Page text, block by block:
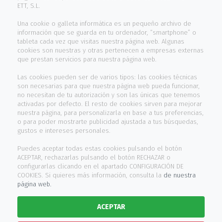
INFORMACIÓN
Política cookies
Política privacidad
Canal de denuncias
HORARIO ATENCIÓN
De Lunes a Viernes
ETT, S.L.
Una cookie o galleta informática es un pequeño archivo de
información que se guarda en tu ordenador, “smartphone” o
tableta cada vez que visitas nuestra página web. Algunas
cookies son nuestras y otras pertenecen a empresas externas
que prestan servicios para nuestra página web.
Las cookies pueden ser de varios tipos: las cookies técnicas
son necesarias para que nuestra página web pueda funcionar,
no necesitan de tu autorización y son las únicas que tenemos
activadas por defecto. El resto de cookies sirven para mejorar
nuestra página, para personalizarla en base a tus preferencias,
o para poder mostrarte publicidad ajustada a tus búsquedas,
gustos e intereses personales.
Puedes aceptar todas estas cookies pulsando el botón
ACEPTAR, rechazarlas pulsando el botón RECHAZAR o
configurarlas clicando en el apartado CONFIGURACIÓN DE
COOKIES. Si quieres más información, consulta la de nuestra
página web.
ACEPTAR